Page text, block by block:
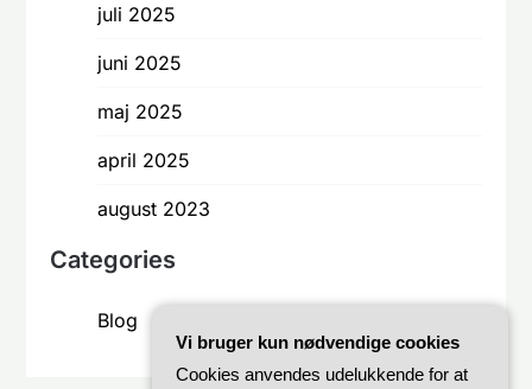
juli 2025
juni 2025
maj 2025
april 2025
august 2023
Categories
Blog
Vi bruger kun nødvendige cookies
Cookies anvendes udelukkende for at